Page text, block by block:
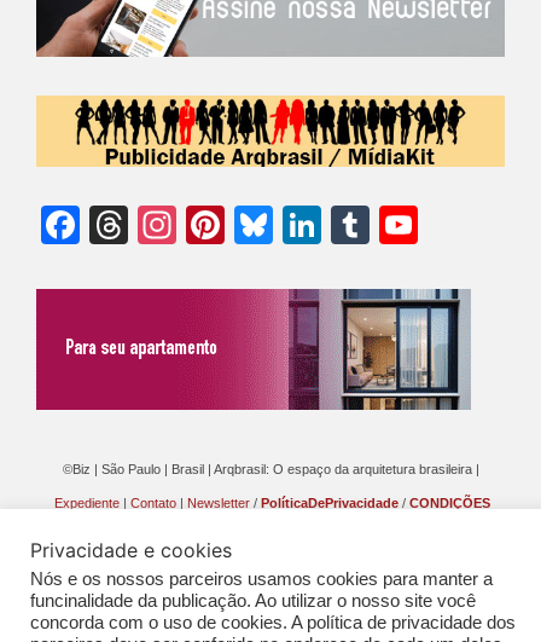
Facebook
Threads
Instagram
Pinterest
Bluesky
LinkedIn
Tumblr
©Biz | São Paulo | Brasil | Arqbrasil: O espaço da arquitetura brasileira |
Expediente | Contato | Newsletter / PolíticaDePrivacidade / CONDIÇÕES
Privacidade e cookies
Nós e os nossos parceiros usamos cookies para manter a
funcinalidade da publicação. Ao utilizar o nosso site você
concorda com o uso de cookies. A política de privacidade dos